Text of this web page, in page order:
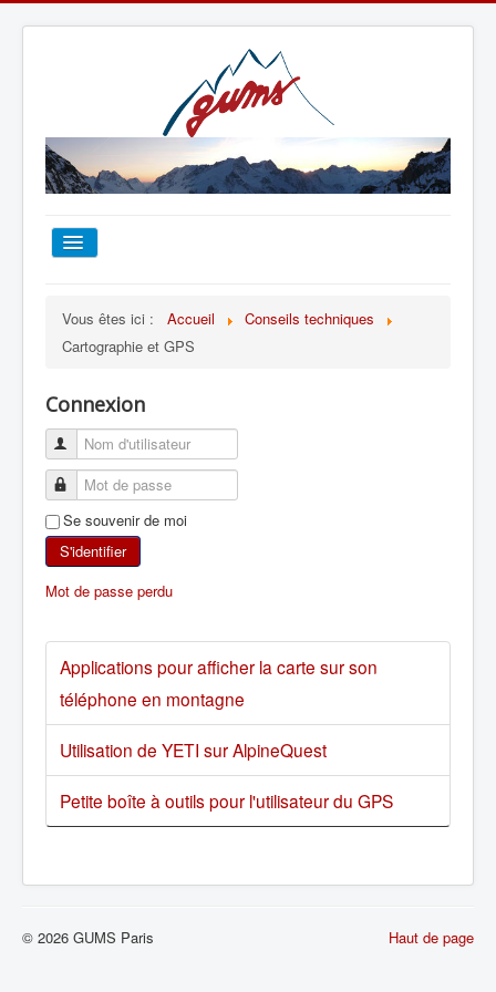
TOUT SUR LE GUMS
ESCALADE
ALPINISME
SKI DE RANDONNÉE
Vous êtes ici : Accueil
Conseils techniques
Cartographie et GPS
Connexion
Se souvenir de moi
S'identifier
Mot de passe perdu
Applications pour afficher la carte sur son
téléphone en montagne
Utilisation de YETI sur AlpineQuest
Petite boîte à outils pour l'utilisateur du GPS
Haut de page
© 2026 GUMS Paris